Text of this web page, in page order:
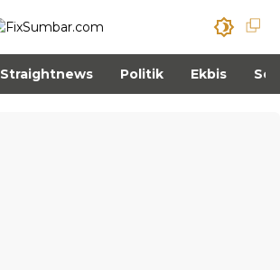
Straightnews Politik Ekbis